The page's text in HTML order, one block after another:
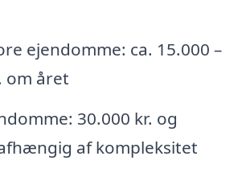
ejendomme: ca. 15.000 –
om året
30.000 kr. og
af kompleksitet